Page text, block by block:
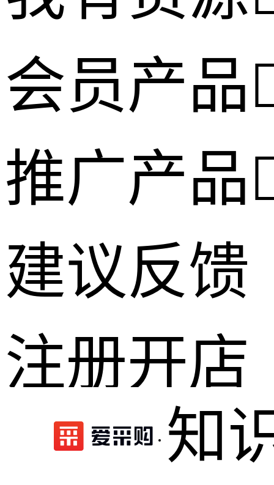
会员产品
推广产品
建议反馈
注册开店
知